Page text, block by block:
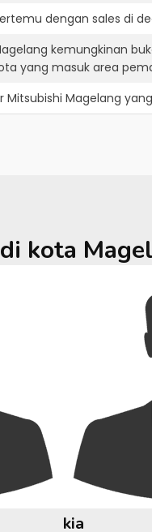
dengan sales di
kemungkinan
yang masuk area
Mitsubishi Magelang
kota
kia